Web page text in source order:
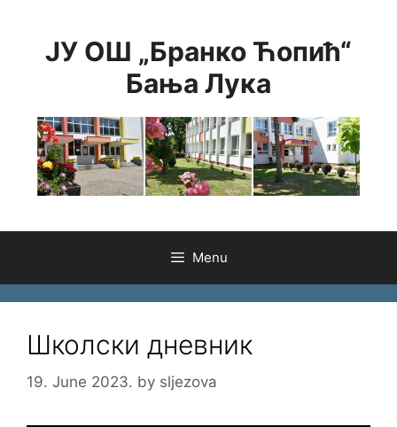
contentЈУ ОШ „Бранко Ћопић“
Бања Лука
Menu
Школски дневник
19. June 2023. by sljezova